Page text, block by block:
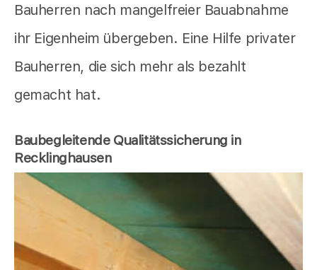
Bauherren nach mangelfreier Bauabnahme
ihr Eigenheim übergeben. Eine Hilfe privater
Bauherren, die sich mehr als bezahlt
gemacht hat.
Baubegleitende Qualitätssicherung in
Recklinghausen